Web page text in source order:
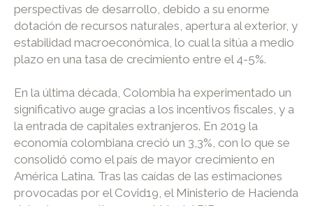
perspectivas de desarrollo, debido a su enorme
dotación de recursos naturales, apertura al exterior, y
estabilidad macroeconómica, lo cual la sitúa a medio
plazo en una tasa de crecimiento entre el 4-5%.
En la última década, Colombia ha experimentado un
significativo auge gracias a los incentivos fiscales, y a
la entrada de capitales extranjeros. En 2019 la
economía colombiana creció un 3,3%, con lo que se
consolidó como el país de mayor crecimiento en
América Latina. Tras las caídas de las estimaciones
provocadas por el Covid19, el Ministerio de Hacienda